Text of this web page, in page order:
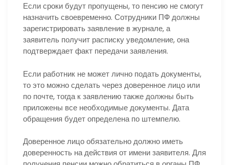
Если сроки будут пропущены, то пенсию не смогут
назначить своевременно. Сотрудники ПФ должны
зарегистрировать заявление в журнале, а
заявитель получит расписку уведомление, она
подтверждает факт передачи заявления.
Если работник не может лично подать документы,
то это можно сделать через доверенное лицо или
по почте, тогда к заявлению также должны быть
приложены все необходимые документы. Дата
обращения будет определена по штемпелю.
Доверенное лицо обязательно должно иметь
доверенность на действия от имени заявителя. Для